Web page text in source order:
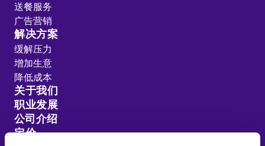
送餐服务
广告营销
解决方案
缓解压力
增加生意
降低成本
关于我们
职业发展
公司介绍
定价